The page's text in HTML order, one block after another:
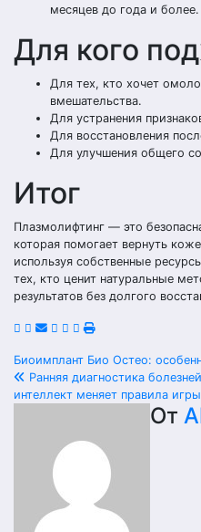
месяцев до года и более.
Для кого
Для тех, кто хочет
вмешательства.
Для устранения
Для восстановления
Для улучшения общего
Итог
Плазмолифтинг — это
которая помогает вернуть
используя собственные
тех, кто ценит натуральные
результатов без долгого
Навигация
по
записям
Биоимплант Био Остео:
Ранняя диагностика
интеллект меняет правила игры
От